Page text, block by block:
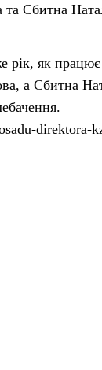
Сбитна
рік, як
а Сбитна
direktora-